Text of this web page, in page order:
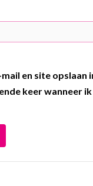
en site opslaan
keer wanneer